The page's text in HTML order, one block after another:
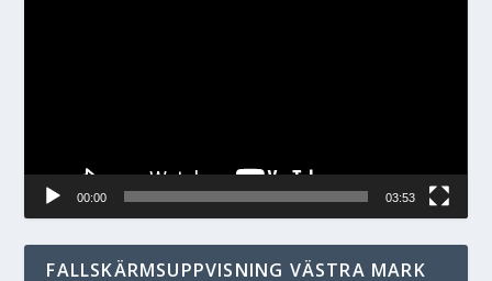
00:00 03:53
FALLSKÄRMSUPPVISNING VÄSTRA MARK